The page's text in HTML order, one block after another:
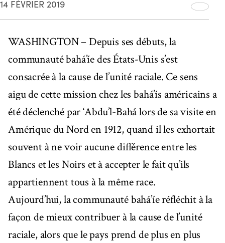
14 FÉVRIER 2019
WASHINGTON – Depuis ses débuts, la
communauté bahá’íe des États-Unis s’est
consacrée à la cause de l’unité raciale. Ce sens
aigu de cette mission chez les bahá’ís américains a
été déclenché par ‘Abdu’l-Bahá lors de sa visite en
Amérique du Nord en 1912, quand il les exhortait
souvent à ne voir aucune différence entre les
Blancs et les Noirs et à accepter le fait qu’ils
appartiennent tous à la même race.
Aujourd’hui, la communauté bahá’íe réfléchit à la
façon de mieux contribuer à la cause de l’unité
raciale, alors que le pays prend de plus en plus